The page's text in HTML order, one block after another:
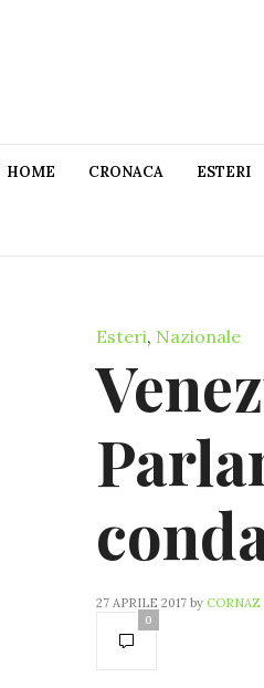
HOME CRONACA ESTERI
Esteri, Nazionale
27 APRILE 2017 by CORNAZ
0